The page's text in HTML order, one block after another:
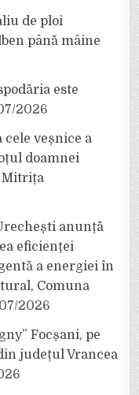
de ploi
până mâine
este
2026
cele veșnice a
doamnei
Mitrița
anunță
eficienței
a energiei în
Comuna
2026
Focșani, pe
județul Vrancea